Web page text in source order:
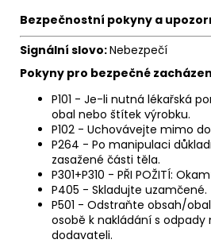
Bezpečnostní pokyny a
Signální slovo:Nebezpečí
Pokyny pro bezpečné
P101 - Je-li nutná lékařská
obal nebo štítek výrobku.
P102 - Uchovávejte mimo
P264 - Po manipulaci
zasažené části těla.
P301+P310 - PŘI POŽITÍ:
P405 - Skladujte uzamčené.
P501 - Odstraňte obsah/
osobě k nakládání s
dodavateli.